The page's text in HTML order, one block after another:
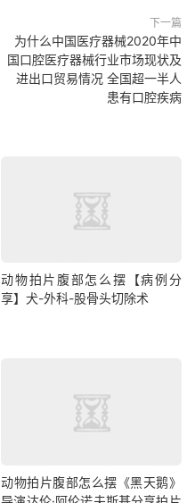
下一篇
为什么中国医疗器械2020年中
国口腔医疗器械行业市场现状及
进出口贸易情况 全国超一半人
患有口腔疾病
动物拍片腹部怎么摆【病例分
享】犬-外科-股骨头切除术
动物拍片腹部怎么摆《黑天鹅》